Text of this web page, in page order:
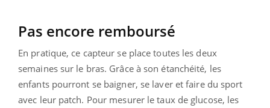
Pas encore remboursé
En pratique, ce capteur se place toutes les deux
semaines sur le bras. Grâce à son étanchéité, les
enfants pourront se baigner, se laver et faire du sport
avec leur patch. Pour mesurer le taux de glucose, les